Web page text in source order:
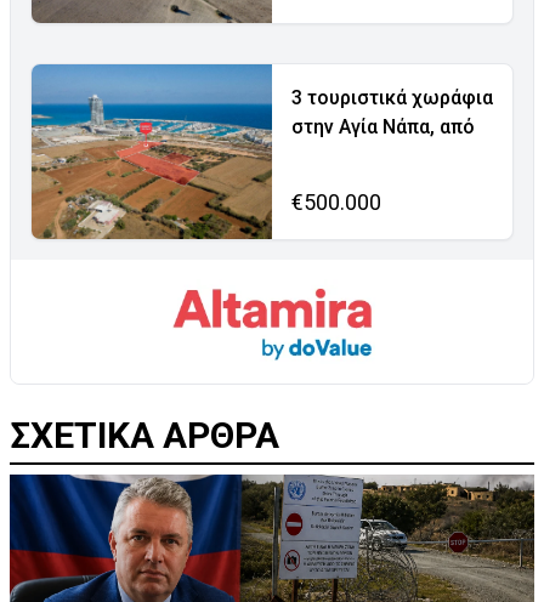
3 τουριστικά χωράφια
στην Αγία Νάπα, από
€500.000
ΣΧΕΤΙΚΑ ΑΡΘΡΑ